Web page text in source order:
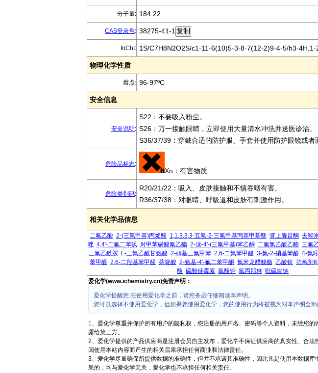
分子量: 184.22
CAS登录号: 38275-41-1
InChI: 1S/C7H8N2O2S/c1-11-6(10)5-3-8-7(12-2)9-4-5/h3-4H,1-
物理化学性质
熔点: 96-97ºC
安全信息
安全说明 :
S22：不要吸入粉尘。
S26：万一接触眼睛，立即使用大量清水冲洗并送医诊治。
S36/37/39：穿戴合适的防护服、手套并使用防护眼镜或者
危险品标志:
Xn：有害物质
危险类别码:
R20/21/22：吸入、皮肤接触和不慎吞咽有害。
R36/37/38：对眼睛、呼吸道和皮肤有刺激作用。
相关化学品信息
二氟乙酸 2-(三氟甲基)丙烯酸 1,1,3,3,3-五氟-2-三氟甲基丙基甲基醚 肾上腺甾酮 去羟
唑 4,4'-二氟二苯砜 对甲苯磺酸氟乙酯 2-溴-4'-(三氟甲基)苯乙酮 二氟氯乙酸乙酯 三氟
三氟乙酰胺
L-三氟乙酰甘氨酸 2-硝基三氟甲苯 2,6-二氟苯甲酸 3-氟-2-硝基苯酚 4-氟
苯甲醛 2,6-二羟基苯甲醛 萘啶酸 2-氨基-4'-氟二苯甲酮 氟米龙醋酸酯 乙酸钪 抗氧剂
酸 硫酸链霉素 氯酸钾 氯丙那林 吡硫鎓钠
爱化学(www.ichemistry.cn)免责声明：
爱化学提醒您:在使用爱化学之前，请您务必仔细阅读本声明。
您可以选择不使用爱化学，但如果您使用爱化学，您的使用行为将被视为对本声明全部
1、爱化学尊重并保护所有用户的隐私权，您注册的用户名、密码等个人资料，未经您的
露给第三方。
2、爱化学提供的产品供应商是注册会员自主发布，爱化学不保证供应商的真实性、合法
因使用本站内容而产生的相关后果承担任何商业和法律责任。
3、爱化学尽量确保所提供数据的准确性，但并不承诺其准确性，因此凡是使用本数据库
果的，均与爱化学无关，爱化学也不承担任何相关责任。